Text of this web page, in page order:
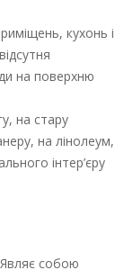
кухонь і
на поверхню
на стару
на лінолеум,
інтер’єру
Являє собою